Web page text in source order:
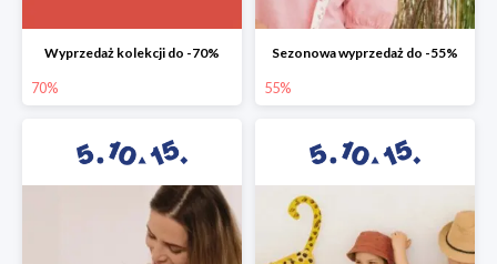
Wyprzedaż kolekcji do -70%
70%
Sezonowa wyprzedaż do -55%
55%